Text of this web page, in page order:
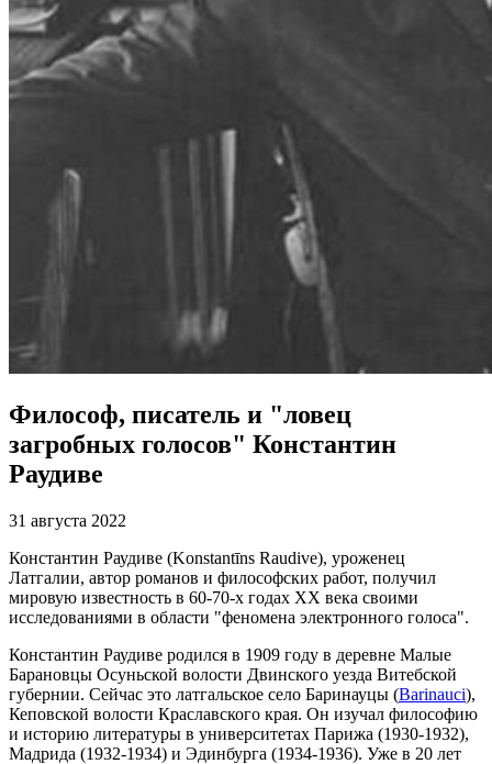
Философ, писатель и "ловец
загробных голосов" Константин
Раудиве
31 августа 2022
Константин Раудиве (Konstantīns Raudive), уроженец
Латгалии, автор романов и философских работ, получил
мировую известность в 60-70-х годах XX века своими
исследованиями в области "феномена электронного голоса".
Константин Раудиве родился в 1909 году в деревне Малые
Барановцы Осуньской волости Двинского уезда Витебской
губернии. Сейчас это латгальское село Баринауцы (Barinauci),
Кеповской волости Краславского края. Он изучал философию
и историю литературы в университетах Парижа (1930-1932),
Мадрида (1932-1934) и Эдинбурга (1934-1936). Уже в 20 лет